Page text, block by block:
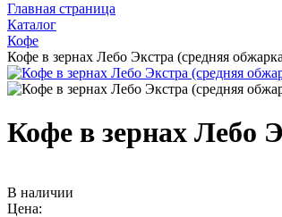
Главная страница
Каталог
Кофе
Кофе в зернах Лебо Экстра (средняя
Кофе в зернах Лебо
В наличии
Цена: